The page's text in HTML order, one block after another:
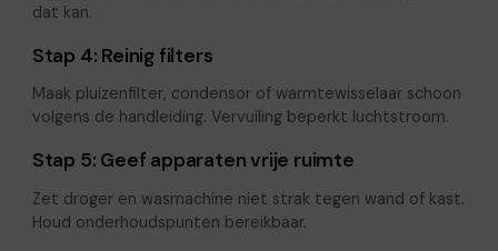
dat kan.
Stap 4: Reinig filters
Maak pluizenfilter, condensor of warmtewisselaar schoon
volgens de handleiding. Vervuiling beperkt luchtstroom.
Stap 5: Geef apparaten vrije ruimte
Zet droger en wasmachine niet strak tegen wand of kast.
Houd onderhoudspunten bereikbaar.